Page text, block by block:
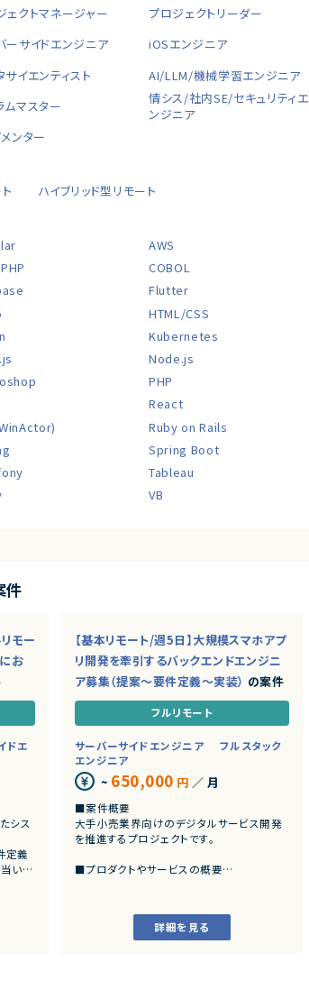
ェクトマネージャー プロジェクトリーダー
ーサイドエンジニア iOSエンジニア
サイエンティスト AI/LLM/機械学習エンジニア
ムマスター
情シス/社内SE/セキュリティエ
ンジニア
ンター
ハイブリッド型リモート
AWS
COBOL
Flutter
HTML/CSS
Kubernetes
Node.js
PHP
React
Ruby on Rails
Spring Boot
Tableau
VB
件
モー
お
ドエ
シス
定義
いた
義
【基本リモート/週5日】大規模スマホアプ
リ開発を牽引するバックエンドエンジニ
ア募集（提案～要件定義～実装） の案件
フルリモート
サーバーサイドエンジニア
フルスタック
エンジニア
~ 650,000 円 ／ 月
■案件概要
大手小売業界向けのデジタルサービス開発
を推進するプロジェクトです。
■プロダクトやサービスの概要
・既にサービス稼働中であり、数ヶ月から半
詳細を見る